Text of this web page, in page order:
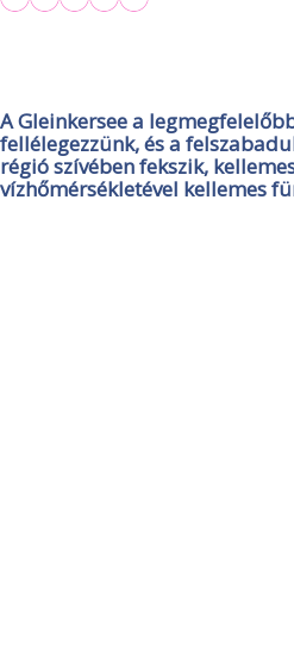
A Gleinkersee a
fellélegezzünk, és a
régió szívében fekszik,
vízhőmérsékletével kellemes